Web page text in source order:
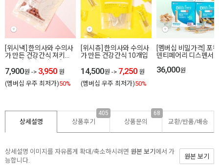
[위시낵] 한의사와 수의사
가 만든 건강간식 져키
7,900원 -> 3,950 원
(멤버십 우주 최저가)50%
[위시츄] 한의사와 수의사
가 만든 건강간식 10개입
14,500원 -> 7,250 원
(멤버십 우주 최저가)50%
[멤버십 비밀가격] 포
덴티페어리 디스펜서
36,000원
상세설명 상품후기
405
상품문의
68
교환/반품/배송
상세설명 이미지를 자유롭게 확대/축소하시려면 원본 보기 에서 가
능합니다.
원본 보기